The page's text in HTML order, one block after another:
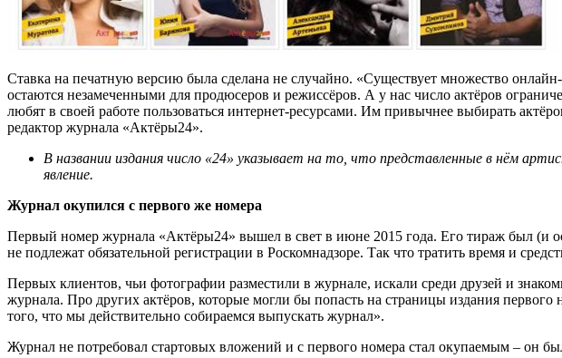
Ставка на печатную версию была сделана не случайно. «Существует множество
остаются незамеченными для продюсеров и режиссёров. А у нас число актёров
любят в своей работе пользоваться интернет-ресурсами. Им привычнее выбирать
редактор журнала «Актёры24».
В названии издания число «24» указывает на то, что представленные в нём
явление.
Журнал окупился с первого же номера
Первый номер журнала «Актёры24» вышел в свет в июне 2015 года. Его тираж был (и
не подлежат обязательной регистрации в Роскомнадзоре. Так что тратить время и
Первых клиентов, чьи фотографии разместили в журнале, искали среди друзей и
журнала. Про других актёров, которые могли бы попасть на страницы издания
того, что мы действительно собираемся выпускать журнал».
Журнал не потребовал стартовых вложений и с первого номера стал окупаемым – он